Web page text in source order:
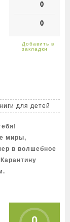
0
0
для детей
миры,
в волшебное